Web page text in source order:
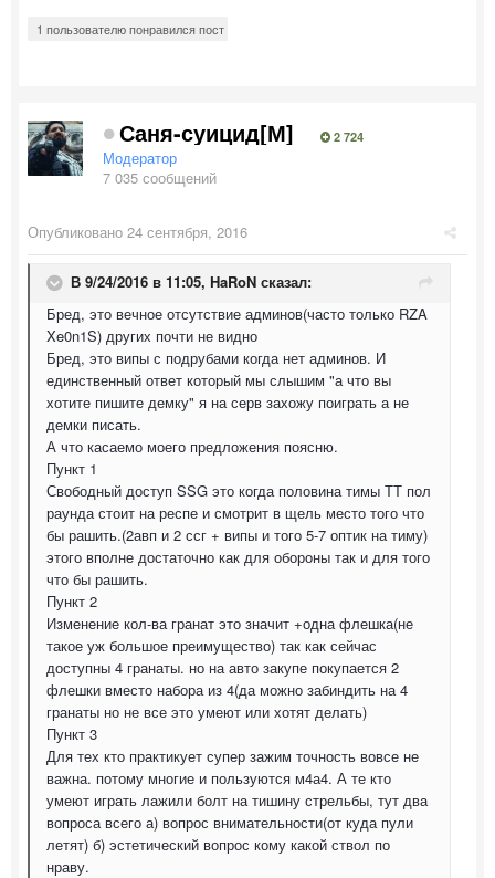
1 пользователю понравился пост
Саня-суицид[М] 2 724
Модератор
7 035 сообщений
Опубликовано 24 сентября, 2016
В 9/24/2016 в 11:05, HaRoN сказал:
Бред, это вечное отсутствие админов(часто только RZA
Xe0n1S) других почти не видно
Бред, это випы с подрубами когда нет админов. И
единственный ответ который мы слышим "а что вы
хотите пишите демку" я на серв захожу поиграть а не
демки писать.
А что касаемо моего предложения поясню.
Пункт 1
Свободный доступ SSG это когда половина тимы ТТ пол
раунда стоит на респе и смотрит в щель место того что
бы рашить.(2авп и 2 ссг + випы и того 5-7 оптик на тиму)
этого вполне достаточно как для обороны так и для того
что бы рашить.
Пункт 2
Изменение кол-ва гранат это значит +одна флешка(не
такое уж большое преимущество) так как сейчас
доступны 4 гранаты. но на авто закупе покупается 2
флешки вместо набора из 4(да можно забиндить на 4
гранаты но не все это умеют или хотят делать)
Пункт 3
Для тех кто практикует супер зажим точность вовсе не
важна. потому многие и пользуются м4а4. А те кто
умеют играть лажили болт на тишину стрельбы, тут два
вопроса всего а) вопрос внимательности(от куда пули
летят) б) эстетический вопрос кому какой ствол по
нраву.